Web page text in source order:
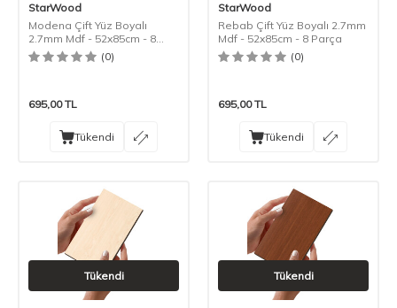
StarWood
Modena Çift Yüz Boyalı
2.7mm Mdf - 52x85cm - 8
Parça
(0)
695,00TL
Tükendi
StarWood
Rebab Çift Yüz Boyalı 2.7mm
Mdf - 52x85cm - 8 Parça
(0)
695,00TL
Tükendi
Tükendi Tükendi